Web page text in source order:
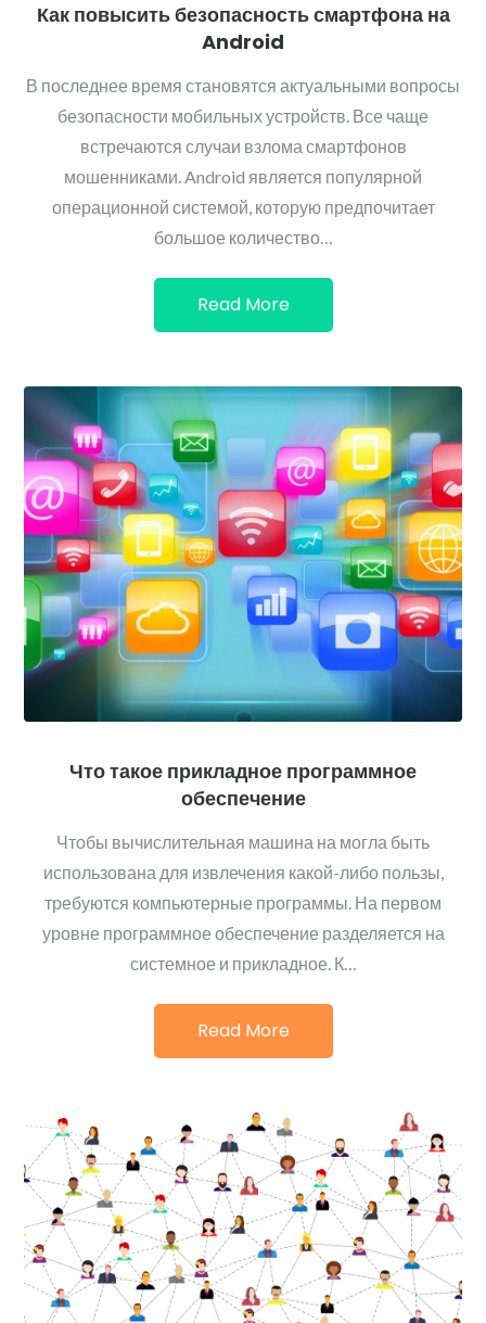
Как повысить безопасность смартфона на
Android
В последнее время становятся актуальными вопросы
безопасности мобильных устройств. Все чаще
встречаются случаи взлома смартфонов
мошенниками. Android является популярной
операционной системой, которую предпочитает
большое количество…
Read More
Что такое прикладное программное
обеспечение
Чтобы вычислительная машина на могла быть
использована для извлечения какой-либо пользы,
требуются компьютерные программы. На первом
уровне программное обеспечение разделяется на
системное и прикладное. К…
Read More